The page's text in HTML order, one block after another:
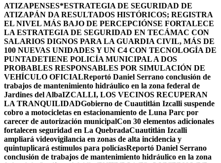
ATIZAPENSES*ESTRATEGIA DE SEGURIDAD DE
ATIZAPÁN DA RESULTADOS HISTÓRICOS; REGISTRA
EL NIVEL MÁS BAJO DE PERCEPCIÓNSE FORTALECE
LA ESTRATEGIA DE SEGURIDAD EN TECÁMAC CON
SALARIOS DIGNOS PARA LA GUARDIA CIVIL, MÁS DE
100 NUEVAS UNIDADES Y UN C4 CON TECNOLOGÍA DE
PUNTADETIENE POLICÍA MUNICIPAL A DOS
PROBABLES RESPONSABLES POR SIMULACIÓN DE
VEHÍCULO OFICIALReportó Daniel Serrano conclusión de
trabajos de mantenimiento hidráulico en la zona federal de
Jardines del AlbaIZCALLI, LOS VECINOS RECUPERAN
LA TRANQUILIDADGobierno de Cuautitlán Izcalli suspende
cobro a motocicletas en estacionamiento de Luna Parc por
carecer de autorización municipalCon 30 elementos adicionales
fortalecen seguridad en La QuebradaCuautitlán Izcalli
ampliará videovigilancia en zonas de alta incidencia y
quintuplicará estímulos para policíasReportó Daniel Serrano
conclusión de trabajos de mantenimiento hidráulico en la zona